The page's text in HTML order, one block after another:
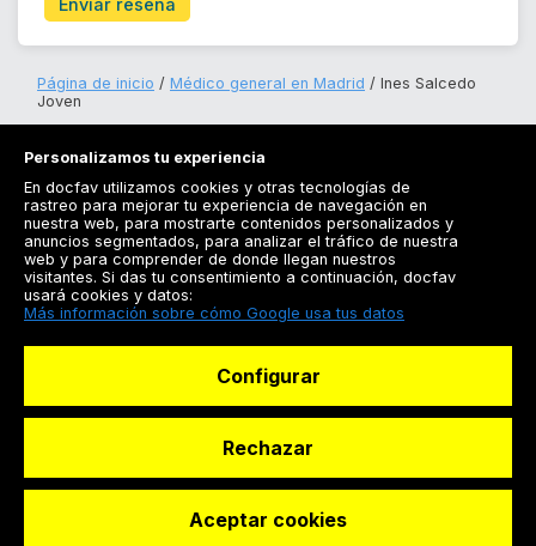
Página de inicio Médico general en Madrid
Ines Salcedo
Joven
Registrarse
Docfav
© Dashboard Technologies S.L
Personalizamos tu experiencia
En docfav utilizamos cookies y otras tecnologías de
rastreo para mejorar tu experiencia de navegación en
nuestra web, para mostrarte contenidos personalizados y
anuncios segmentados, para analizar el tráfico de nuestra
web y para comprender de donde llegan nuestros
visitantes. Si das tu consentimiento a continuación, docfav
usará cookies y datos:
Más información sobre cómo Google usa tus datos
Configurar
Rechazar
Aceptar cookies